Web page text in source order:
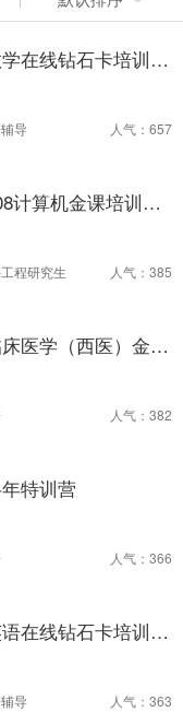
在线钻石卡培训课
导 人气：657
计算机金课培训课
程研究生 人气：385
医学（西医）金课
人气：382
特训营
人气：366
在线钻石卡培训课
导 人气：363